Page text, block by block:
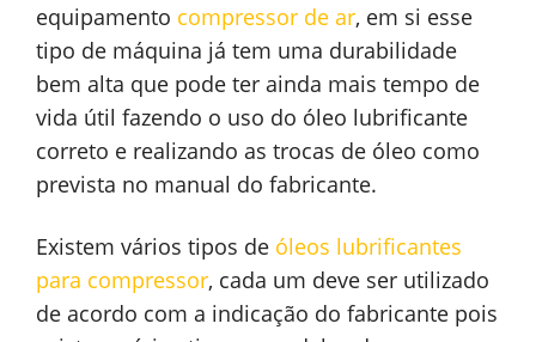
equipamento compressor de ar, em si esse
tipo de máquina já tem uma durabilidade
bem alta que pode ter ainda mais tempo de
vida útil fazendo o uso do óleo lubrificante
correto e realizando as trocas de óleo como
prevista no manual do fabricante.
Existem vários tipos de óleos lubrificantes
para compressor, cada um deve ser utilizado
de acordo com a indicação do fabricante pois